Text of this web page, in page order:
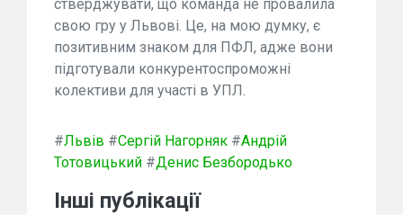
стверджувати, що команда не провалила
свою гру у Львові. Це, на мою думку, є
позитивним знаком для ПФЛ, адже вони
підготували конкурентоспроможні
колективи для участі в УПЛ.
#Львів #Сергій Нагорняк #Андрій
Тотовицький #Денис Безбородько
Інші публікації